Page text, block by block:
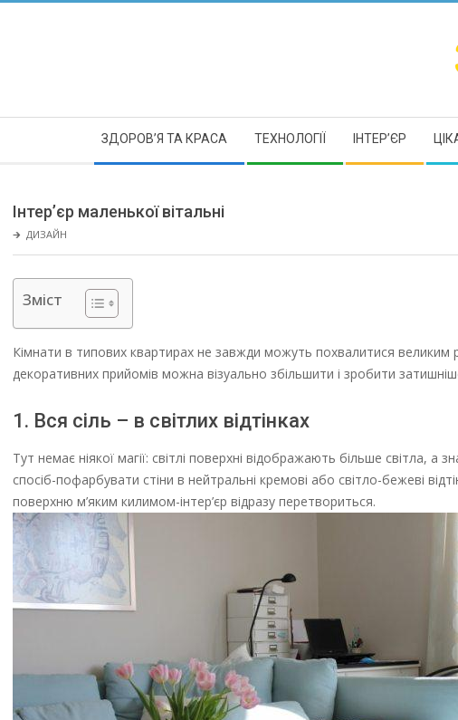
ЗДОРОВ’Я ТА КРАСА ТЕХНОЛОГІЇ ІНТЕР’ЄР
Інтер’єр маленької вітальні
🡲 ДИЗАЙН
Зміст
Кімнати в типових квартирах не завжди можуть похвалитися
декоративних прийомів можна візуально збільшити і зробити
1. Вся сіль – в світлих відтінках
Тут немає ніякої магії: світлі поверхні відображають більше світла,
спосіб-пофарбувати стіни в нейтральні кремові або світло-бежеві
поверхню м’яким килимом-інтер’єр відразу перетвориться.